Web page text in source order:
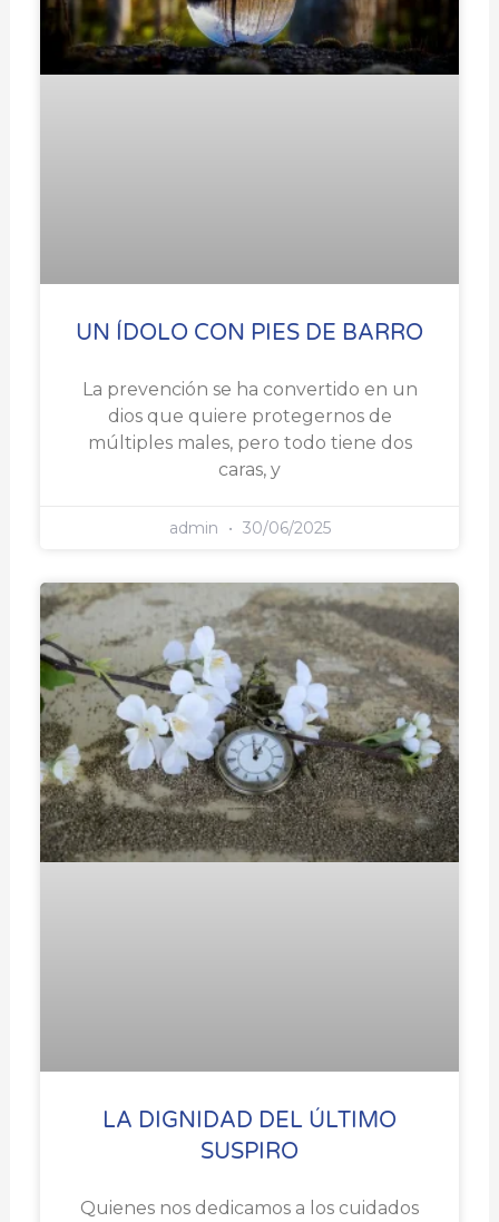
UN ÍDOLO CON PIES DE BARRO
La prevención se ha convertido en un
dios que quiere protegernos de
múltiples males, pero todo tiene dos
caras, y
admin 30/06/2025
LA DIGNIDAD DEL ÚLTIMO
SUSPIRO
Quienes nos dedicamos a los cuidados